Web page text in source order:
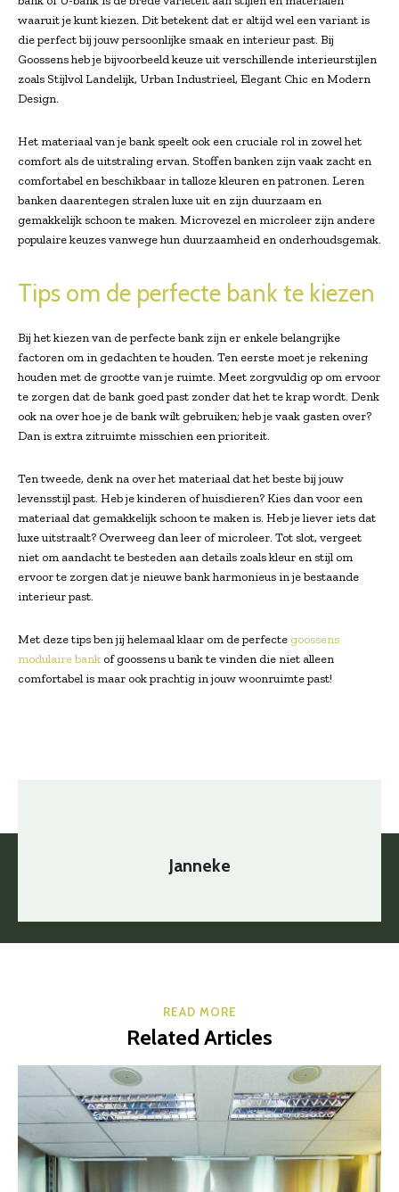
waaruit je kunt kiezen. Dit betekent dat er altijd wel een variant is
die perfect bij jouw persoonlijke smaak en interieur past. Bij
Goossens heb je bijvoorbeeld keuze uit verschillende interieurstijlen
zoals Stijlvol Landelijk, Urban Industrieel, Elegant Chic en Modern
Design.
Het materiaal van je bank speelt ook een cruciale rol in zowel het
comfort als de uitstraling ervan. Stoffen banken zijn vaak zacht en
comfortabel en beschikbaar in talloze kleuren en patronen. Leren
banken daarentegen stralen luxe uit en zijn duurzaam en
gemakkelijk schoon te maken. Microvezel en microleer zijn andere
populaire keuzes vanwege hun duurzaamheid en onderhoudsgemak.
Tips om de perfecte bank te kiezen
Bij het kiezen van de perfecte bank zijn er enkele belangrijke
factoren om in gedachten te houden. Ten eerste moet je rekening
houden met de grootte van je ruimte. Meet zorgvuldig op om ervoor
te zorgen dat de bank goed past zonder dat het te krap wordt. Denk
ook na over hoe je de bank wilt gebruiken; heb je vaak gasten over?
Dan is extra zitruimte misschien een prioriteit.
Ten tweede, denk na over het materiaal dat het beste bij jouw
levensstijl past. Heb je kinderen of huisdieren? Kies dan voor een
materiaal dat gemakkelijk schoon te maken is. Heb je liever iets dat
luxe uitstraalt? Overweeg dan leer of microleer. Tot slot, vergeet
niet om aandacht te besteden aan details zoals kleur en stijl om
ervoor te zorgen dat je nieuwe bank harmonieus in je bestaande
interieur past.
Met deze tips ben jij helemaal klaar om de perfecte goossens
modulaire bank of goossens u bank te vinden die niet alleen
comfortabel is maar ook prachtig in jouw woonruimte past!
Janneke
READ MORE
Related Articles